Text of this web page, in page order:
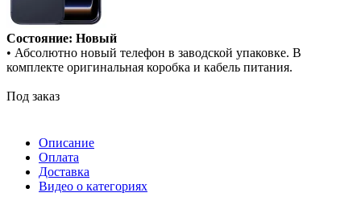
Состояние: Новый
• Абсолютно новый телефон в заводской упаковке. В
комплекте оригинальная коробка и кабель питания.
Под заказ
Описание
Оплата
Доставка
Видео о категориях